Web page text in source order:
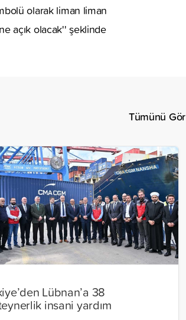
olarak liman liman
açık olacak'' şeklinde
Tümünü Gör
Lübnan’a 38
insani yardım